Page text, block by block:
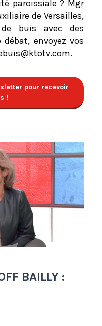
paroissiale ? Mgr
de Versailles,
buis avec des
envoyez vos
pour recevoir
!
BAILLY :